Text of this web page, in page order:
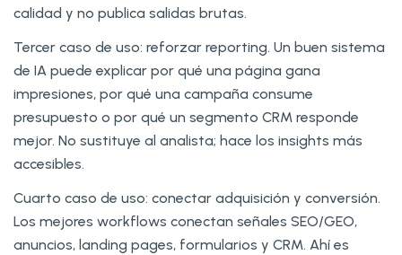
calidad y no publica salidas brutas.
Tercer caso de uso: reforzar reporting. Un buen sistema
de IA puede explicar por qué una página gana
impresiones, por qué una campaña consume
presupuesto o por qué un segmento CRM responde
mejor. No sustituye al analista; hace los insights más
accesibles.
Cuarto caso de uso: conectar adquisición y conversión.
Los mejores workflows conectan señales SEO/GEO,
anuncios, landing pages, formularios y CRM. Ahí es